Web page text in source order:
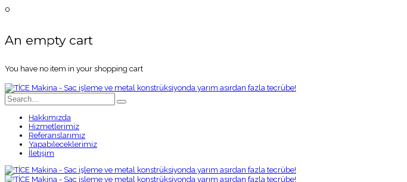
0
An empty cart
You have no item in your shopping cart
Hakkımızda
Hizmetlerimiz
Referanslarımız
Yapabileceklerimiz
İletişim